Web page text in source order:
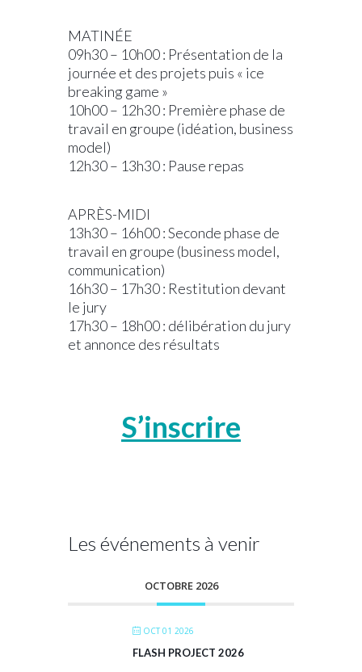
MATINÉE
09h30 – 10h00 : Présentation de la
journée et des projets puis « ice
breaking game »
10h00 – 12h30 : Première phase de
travail en groupe (idéation, business
model)
12h30 – 13h30 : Pause repas
APRÈS-MIDI
13h30 – 16h00 : Seconde phase de
travail en groupe (business model,
communication)
16h30 – 17h30 : Restitution devant
le jury
17h30 – 18h00 : délibération du jury
et annonce des résultats
S’inscrire
Les événements à venir
OCTOBRE 2026
OCT 01 2026
FLASH PROJECT 2026